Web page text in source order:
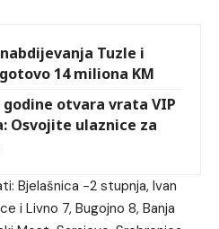
Tuzle i
14 miliona KM
godine otvara vrata VIP
Osvojite ulaznice za
Bjelašnica -2 stupnja, Ivan
i Livno 7, Bugojno 8, Banja